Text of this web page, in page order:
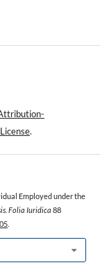
.
Employed under the
Folia Iuridica 88